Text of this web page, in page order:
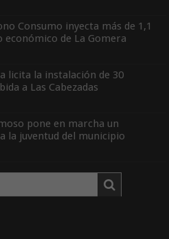
Consumo inyecta más de 1,1
de La Gomera
licita la instalación de 30
a Las Cabezadas
pone en marcha un
la juventud del municipio